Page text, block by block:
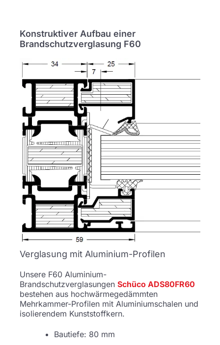
Konstruktiver Aufbau einer
Brandschutzverglasung F60
Verglasung mit Aluminium-Profilen
Unsere F60 Aluminium-
Brandschutzverglasungen Schüco ADS80FR60
bestehen aus hochwärmegedämmten
Mehrkammer-Profilen mit Aluminiumschalen und
isolierendem Kunststoffkern.
Bautiefe: 80 mm